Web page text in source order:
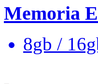
Memoria
8gb /